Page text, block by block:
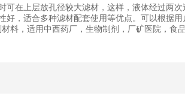
在上层放孔径较大滤材，这样，液体经过两
，适合多种滤材配套使用等优点。可以根据
，适用中西药厂，生物制剂，厂矿医院，食